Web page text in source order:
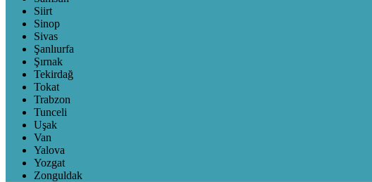
Siirt
Sinop
Sivas
Şanlıurfa
Şırnak
Tekirdağ
Tokat
Trabzon
Tunceli
Uşak
Van
Yalova
Yozgat
Zonguldak